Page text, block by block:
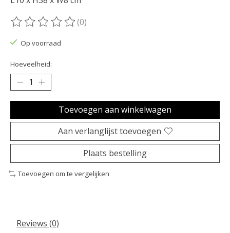
De beoordeling van dit product is
(0)
Op voorraad
Hoeveelheid:
Toevoegen aan winkelwagen
Aan verlanglijst toevoegen
Plaats bestelling
Toevoegen om te vergelijken
Reviews (0)